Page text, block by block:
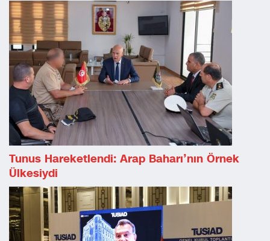
Tunus Hareketlendi: Arap Baharı’nın Örnek
Ülkesiydi